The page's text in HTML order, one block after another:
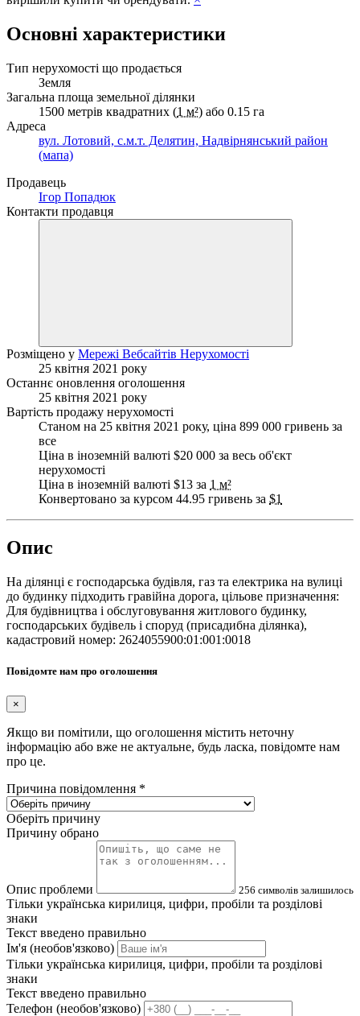
Основні характеристики
Тип нерухомості що продається
Земля
Загальна площа земельної ділянки
1500 метрів квадратних (1 м²) або 0.15 га
Адреса
вул. Лотовий, с.м.т. Делятин, Надвірнянський район
(мапа)
Продавець
Ігор Попадюк
Контакти продавця
Розміщено у Мережі Вебсайтів Нерухомості
25 квітня 2021 року
Останнє оновлення оголошення
25 квітня 2021 року
Вартість продажу нерухомості
Станом на 25 квітня 2021 року, ціна 899 000 гривень за
все
Ціна в іноземній валюті $20 000 за весь об'єкт
нерухомості
Ціна в іноземній валюті $13 за 1 м²
Конвертовано за курсом 44.95 гривень за $1
Опис
На ділянці є господарська будівля, газ та електрика на вулиці
до будинку підходить гравійна дорога, цільове призначення:
Для будівництва і обслуговування житлового будинку,
господарських будівель і споруд (присадибна ділянка),
кадастровий номер: 2624055900:01:001:0018
Повідомте нам про оголошення
×
Якщо ви помітили, що оголошення містить неточну
інформацію або вже не актуальне, будь ласка, повідомте нам
про це.
Причина повідомлення *
Оберіть причину
Причину обрано
Опис проблеми 256 символів залишилось
Тільки українська кирилиця, цифри, пробіли та розділові
знаки
Текст введено правильно
Ім'я (необов'язково)
Тільки українська кирилиця, цифри, пробіли та розділові
знаки
Текст введено правильно
Телефон (необов'язково)